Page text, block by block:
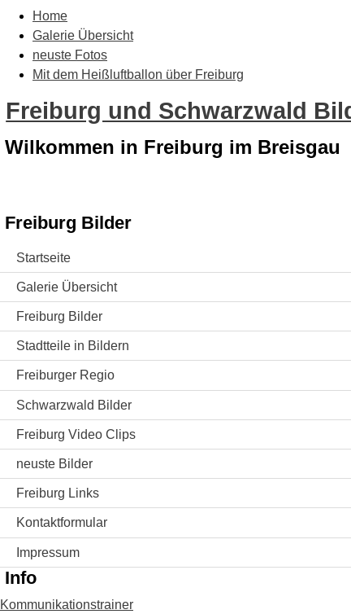
Home
Galerie Übersicht
neuste Fotos
Mit dem Heißluftballon über Freiburg
Freiburg und Schwarzwald
Wilkommen in Freiburg im Breisgau
Freiburg Bilder
Startseite
Galerie Übersicht
Freiburg Bilder
Stadtteile in Bildern
Freiburger Regio
Schwarzwald Bilder
Freiburg Video Clips
neuste Bilder
Freiburg Links
Kontaktformular
Impressum
Info
Kommunikationstrainer